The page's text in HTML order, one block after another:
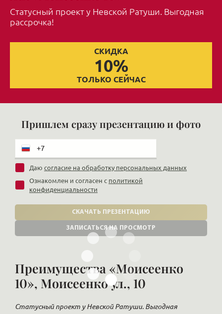
Статусный проект у Невской Ратуши. Выгодная
рассрочка!
СКИДКА
10%
ТОЛЬКО СЕЙЧАС
Пришлем сразу презентацию и фото
Даю согласие на обработку персональных данных
Ознакомлен и согласен с политикой
конфиденциальности
СКАЧАТЬ ПРЕЗЕНТАЦИЮ
ЗАПИСАТЬСЯ НА ПРОСМОТР
Преимущества «Моисеенко
10», Моисеенко ул., 10
Статусный проект у Невской Ратуши. Выгодная